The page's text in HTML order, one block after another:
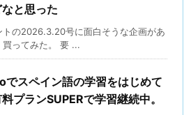
と思った
トの2026.3.20号に面白そうな企画があ
買ってみた。 要 ...
スペイン語の学習をはじめて
プランSUPERで学習継続中。